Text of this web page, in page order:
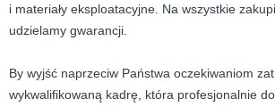
i materiały eksploatacyjne. Na wszystkie
udzielamy gwarancji.
By wyjść naprzeciw Państwa oczekiwaniom
wykwalifikowaną kadrę, która profesjonalnie